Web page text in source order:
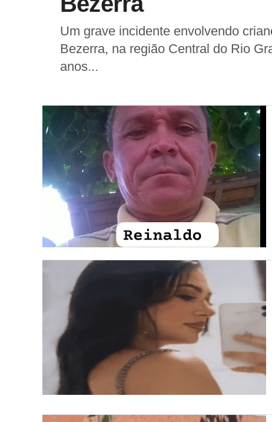
Um grave incidente envolvendo
Bezerra, na região Central do Rio
anos...